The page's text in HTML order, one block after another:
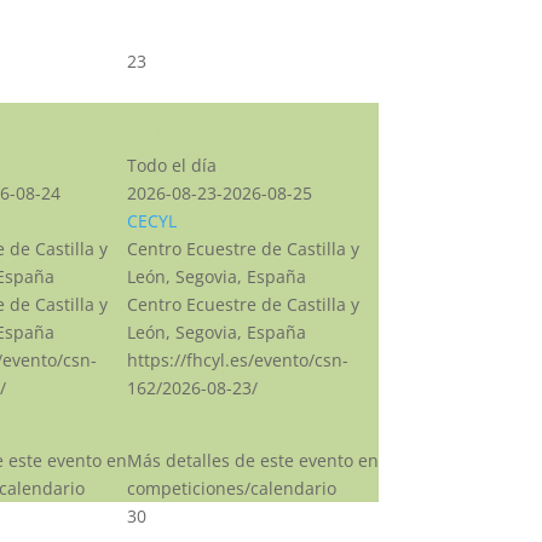
08-24
de Castilla y
de Castilla y
csn-
este evento en
23
Todo el día
2026-08-23-2026-08-25
CECYL
Centro Ecuestre de Castilla y
León, Segovia, España
Centro Ecuestre de Castilla y
León, Segovia, España
https://fhcyl.es/evento/csn-
162/2026-08-23/
Más detalles de este evento en
competiciones/calendario
30